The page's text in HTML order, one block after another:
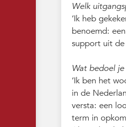
Welk
‘Ik heb
benoemd:
support uit de
Wat bedoel
‘Ik ben het
in de
versta: een
term in